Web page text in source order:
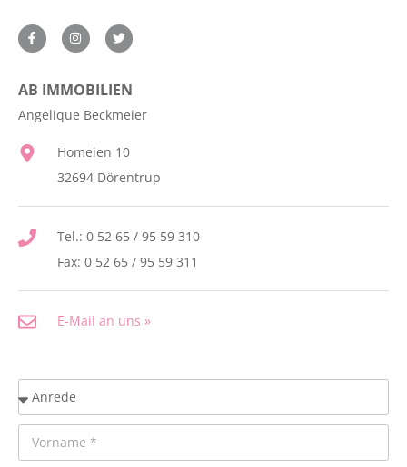
AB IMMOBILIEN
Angelique Beckmeier
Homeien 10
32694 Dörentrup
Tel.: 0 52 65 / 95 59 310
Fax: 0 52 65 / 95 59 311
E-Mail an uns »